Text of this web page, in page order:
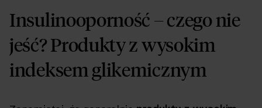
Insulinooporność – czego nie
jeść? Produkty z wysokim
indeksem glikemicznym